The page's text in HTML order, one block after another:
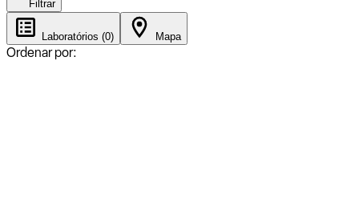
Filtrar
Laboratórios (0) Mapa
Ordenar por: